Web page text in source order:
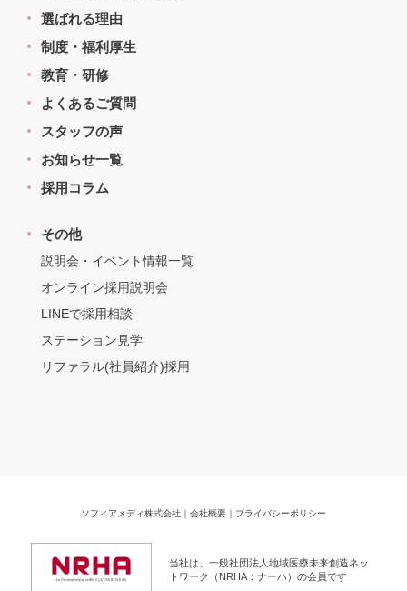
選ばれる理由
制度・福利厚生
教育・研修
よくあるご質問
スタッフの声
お知らせ一覧
採用コラム
その他
説明会・イベント情報一覧
オンライン採用説明会
LINEで採用相談
ステーション見学
リファラル(社員紹介)採用
ソフィアメディ株式会社 ｜ 会社概要 ｜ プライバシーポリシー
当社は、一般社団法人地域医療未来創造ネッ
トワーク（NRHA：ナーハ）の会員です